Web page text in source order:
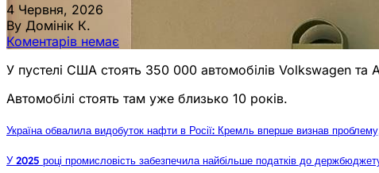
4 Червня, 2026
By Домінік К.
Коментарів немає
У пустелі США стоять 350 000 автомобілів Volkswagen та
Автомобілі стоять там уже близько 10 років.
Україна обвалила видобуток нафти в Росії: Кремль вперше визнав
У 2025 році промисловість забезпечила найбільше податків до